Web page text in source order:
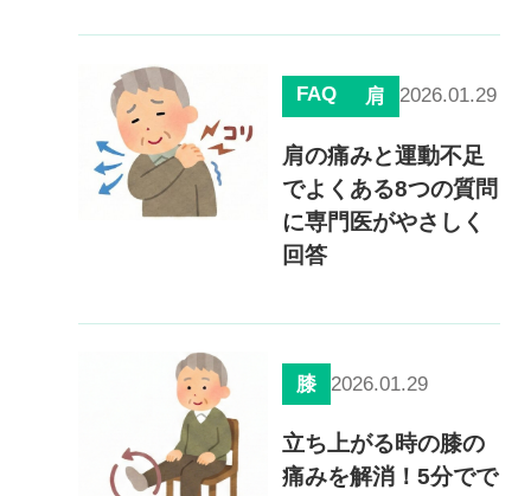
慢性疼痛
症例
よくある質問
クリニック紹介
採用情報 コラム
FAQ 肩 2026.01.29
肩の痛みと運動不足
でよくある8つの質問
に専門医がやさしく
回答
膝 2026.01.29
立ち上がる時の膝の
痛みを解消！5分でで